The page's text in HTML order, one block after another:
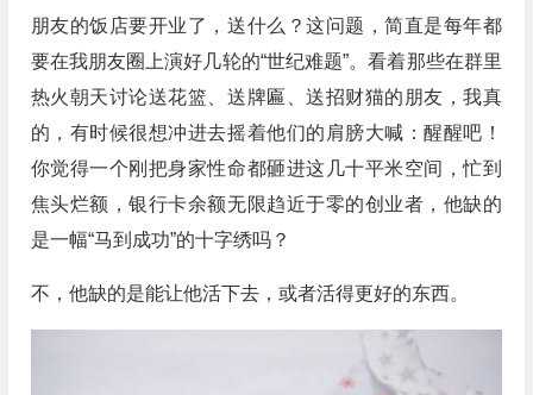
朋友的饭店要开业了，送什么？这问题，简直是每年都
要在我朋友圈上演好几轮的“世纪难题”。看着那些在群里
热火朝天讨论送花篮、送牌匾、送招财猫的朋友，我真
的，有时候很想冲进去摇着他们的肩膀大喊：醒醒吧！
你觉得一个刚把身家性命都砸进这几十平米空间，忙到
焦头烂额，银行卡余额无限趋近于零的创业者，他缺的
是一幅“马到成功”的十字绣吗？
不，他缺的是能让他活下去，或者活得更好的东西。